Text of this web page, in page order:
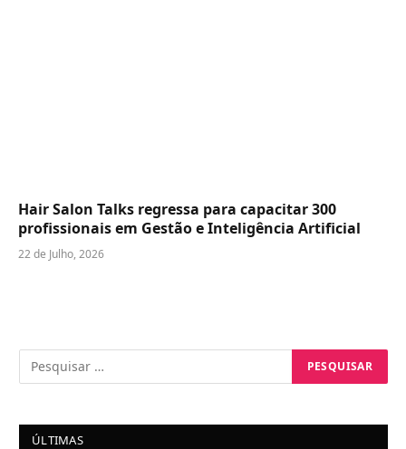
Hair Salon Talks regressa para capacitar 300
profissionais em Gestão e Inteligência Artificial
22 de Julho, 2026
ÚLTIMAS